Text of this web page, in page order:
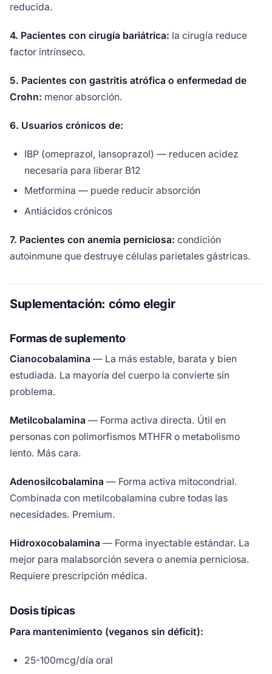
reducida.
4. Pacientes con cirugía bariátrica: la cirugía reduce
factor intrínseco.
5. Pacientes con gastritis atrófica o enfermedad de
Crohn: menor absorción.
6. Usuarios crónicos de:
IBP (omeprazol, lansoprazol) — reducen acidez
necesaria para liberar B12
Metformina — puede reducir absorción
Antiácidos crónicos
7. Pacientes con anemia perniciosa: condición
autoinmune que destruye células parietales gástricas.
Suplementación: cómo elegir
Formas de suplemento
Cianocobalamina — La más estable, barata y bien
estudiada. La mayoría del cuerpo la convierte sin
problema.
Metilcobalamina — Forma activa directa. Útil en
personas con polimorfismos MTHFR o metabolismo
lento. Más cara.
Adenosilcobalamina — Forma activa mitocondrial.
Combinada con metilcobalamina cubre todas las
necesidades. Premium.
Hidroxocobalamina — Forma inyectable estándar. La
mejor para malabsorción severa o anemia perniciosa.
Requiere prescripción médica.
Dosis típicas
Para mantenimiento (veganos sin déficit):
25-100mcg/día oral